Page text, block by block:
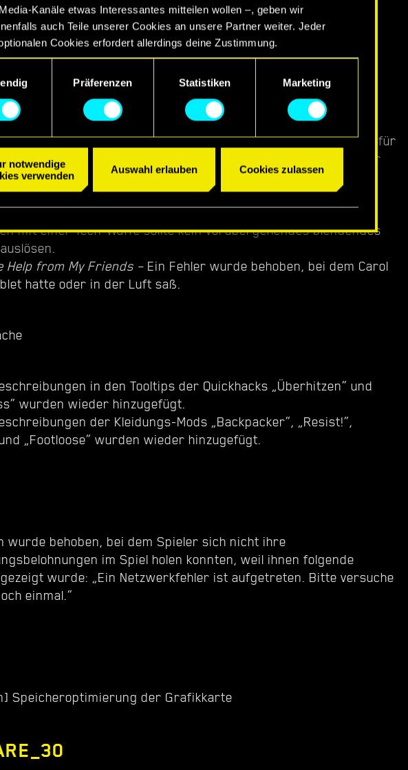
Kanäle etwas Interessantes mitteilen wollen –, geben wir
auch Teile unserer Cookies an unsere Partner weiter. Jeder
Cookies erfordert allerdings deine Zustimmung.
wo du, falls gewünscht, auch alle Einstellungen rund um das
Cookies ändern kannst.
Präferenzen Statistiken Marketing
notwendige
verwenden
Auswahl erlauben Cookies zulassen
Der Nomade
behoben, bei dem Straßen nach Regenfällen nicht nass
Dies war das Ergebnis von laufenden Arbeiten am Grafiksystem für
In 1.31 sollten nasse Oberflächen jetzt noch detaillierter
als das vor Auftreten des Fehlers der Fall war.
oder Augenbrauen wurden entfernt, wenn sie in früheren
auf „aus“ gestellt worden waren.
mit einer Tech-Waffe sollte kein vorübergehendes blendendes
Help from My Friends – Ein Fehler wurde behoben, bei dem Carol
hatte oder in der Luft saß.
in den Tooltips der Quickhacks „Überhitzen“ und
wurden wieder hinzugefügt.
der Kleidungs-Mods „Backpacker“, „Resist!“,
„Footloose“ wurden wieder hinzugefügt.
wurde behoben, bei dem Spieler sich nicht ihre
im Spiel holen konnten, weil ihnen folgende
wurde: „Ein Netzwerkfehler ist aufgetreten. Bitte versuche
einmal.“
Speicheroptimierung der Grafikkarte